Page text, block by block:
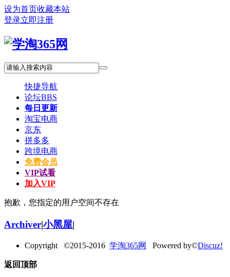
设为首页收藏本站
登录立即注册
快捷导航
论坛BBS
每日更新
淘宝电商
京东
拼多多
跨境电商
免费会员
VIP试看
加入VIP
抱歉，您指定的用户空间不存在
Archiver|小黑屋|
Copyright ©2015-2016 学淘365网 Powered by©Discuz!
返回顶部